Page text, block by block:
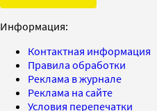
Информация:
Контактная информация
Правила обработки
Реклама в журнале
Реклама на сайте
Условия перепечатки